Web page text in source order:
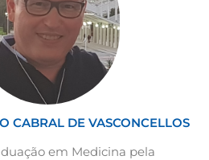
CABRAL DE VASCONCELLOS
em Medicina pela